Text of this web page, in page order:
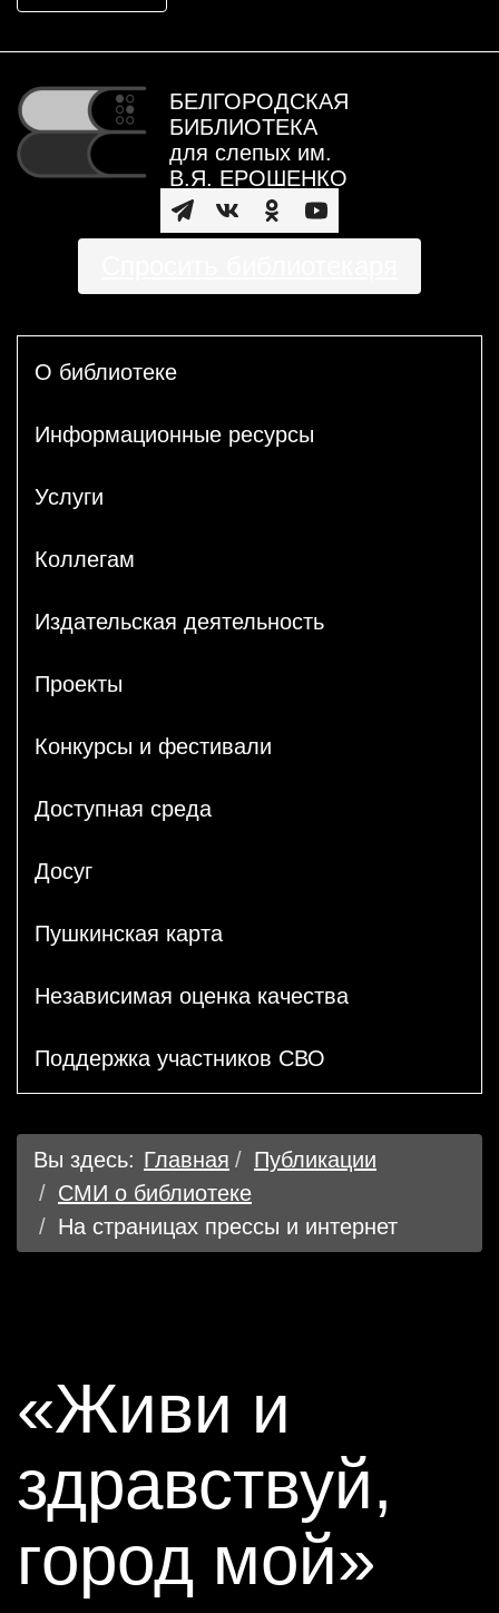
БЕЛГОРОДСКАЯ
БИБЛИОТЕКА
для слепых им.
В.Я. ЕРОШЕНКО
О библиотеке
Информационные ресурсы
Услуги
Коллегам
Издательская деятельность
Проекты
Конкурсы и фестивали
Доступная среда
Досуг
Пушкинская карта
Независимая оценка качества
Поддержка участников СВО
Вы здесь: Главная
Публикации
СМИ о библиотеке
На страницах прессы и интернет
«Живи и
здравствуй,
город мой»